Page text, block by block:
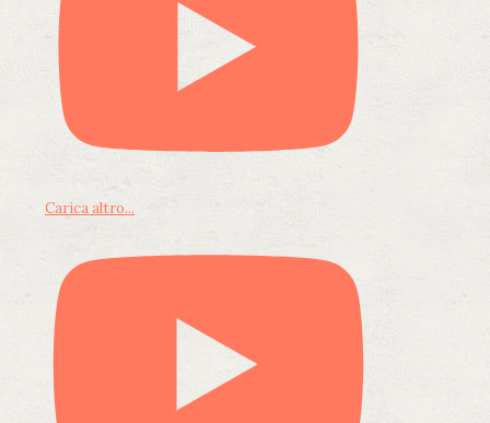
Carica altro...